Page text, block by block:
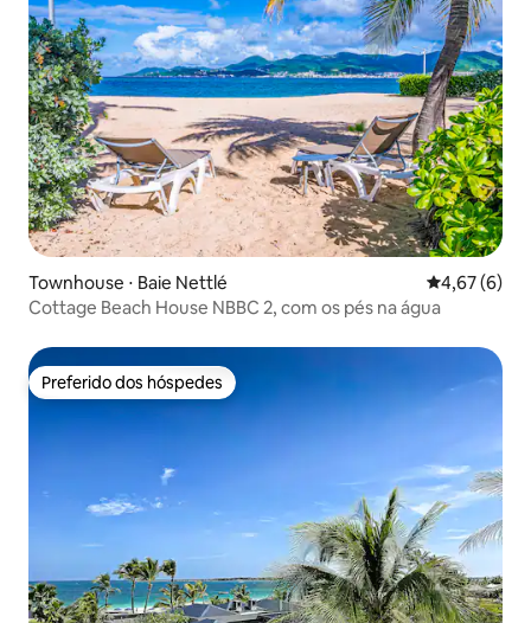
Townhouse ⋅ Baie Nettlé 4,67 de uma
4,67 (6)
Cottage Beach House NBBC 2, com os pés na água
Preferido dos hóspedes
Preferido dos hóspedes